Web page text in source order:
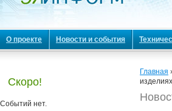
О проекте Новости и события
Скоро!
Событий нет.
Главная